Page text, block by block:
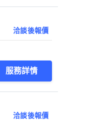
洽談後報價
服務詳情
洽談後報價